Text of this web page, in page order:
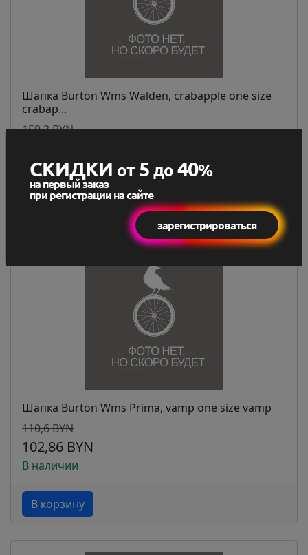
Шапка Burton Wms Walden, crabapple one size
crabap...
159,3 BYN
В наличии
В корзину
Шапка Burton Wms Prima, vamp one size vamp
110,6 BYN
102,86 BYN
В наличии
В корзину
СКИДКИ от5до40%
на первый заказ
при регистрации на сайте
зарегистрироваться